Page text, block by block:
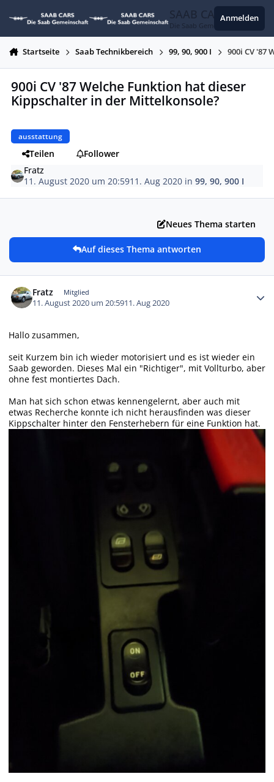
SAAB CARS
Die Saab Gemeinschaft
Anmelden
Startseite Saab Technikbereich 99, 90, 900 I 900i CV '87
900i CV '87 Welche Funktion hat dieser
Kippschalter in der Mittelkonsole?
ausstattung
Teilen
Follower
Fratz
11. August 2020 um 20:5911. Aug 2020 in99, 90, 900 I
Neues Thema starten
Auf dieses Thema antworten
Fratz Mitglied
11. August 2020 um 20:5911. Aug 2020
Hallo zusammen,
seit Kurzem bin ich wieder motorisiert und es ist wieder ein
Saab geworden. Dieses Mal ein "Richtiger", mit Vollturbo, aber
ohne fest montiertes Dach.
Man hat sich schon etwas kennengelernt, aber auch mit
etwas Recherche konnte ich nicht herausfinden was dieser
Kippschalter hinter den Fensterhebern für eine Funktion hat.